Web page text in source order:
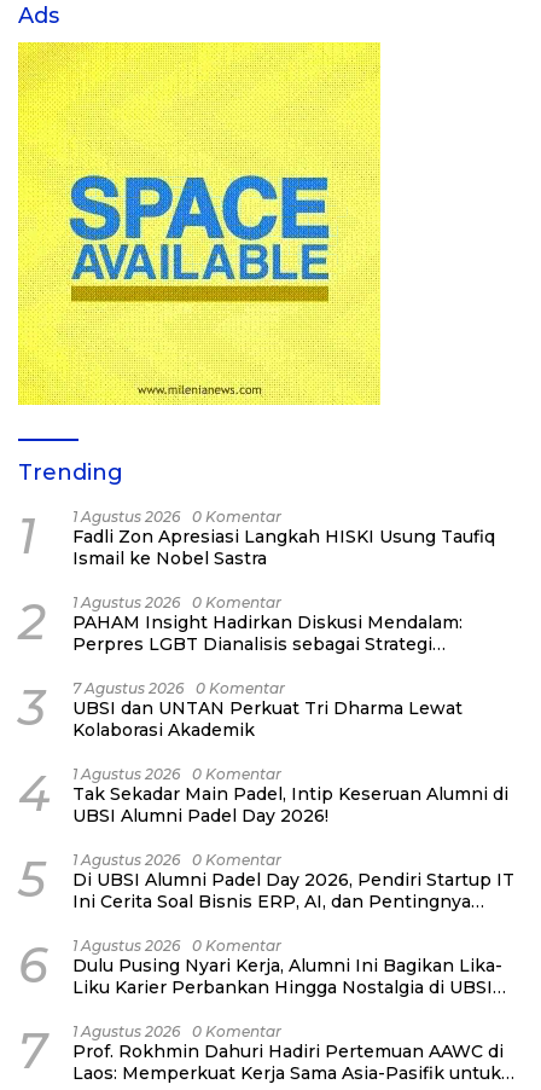
Ads
Trending
1 1 Agustus 2026 0 Komentar
Fadli Zon Apresiasi Langkah HISKI Usung Taufiq
Ismail ke Nobel Sastra
2 1 Agustus 2026 0 Komentar
PAHAM Insight Hadirkan Diskusi Mendalam:
Perpres LGBT Dianalisis sebagai Strategi
3 7 Agustus 2026 0 Komentar
UBSI dan UNTAN Perkuat Tri Dharma Lewat
Kolaborasi Akademik
4 1 Agustus 2026 0 Komentar
Tak Sekadar Main Padel, Intip Keseruan Alumni di
UBSI Alumni Padel Day 2026!
5 1 Agustus 2026 0 Komentar
Di UBSI Alumni Padel Day 2026, Pendiri Startup IT
Ini Cerita Soal Bisnis ERP, AI, dan Pentingnya
6 1 Agustus 2026 0 Komentar
Dulu Pusing Nyari Kerja, Alumni Ini Bagikan Lika-
Liku Karier Perbankan Hingga Nostalgia di UBSI
7 1 Agustus 2026 0 Komentar
Prof. Rokhmin Dahuri Hadiri Pertemuan AAWC di
Laos: Memperkuat Kerja Sama Asia-Pasifik untuk